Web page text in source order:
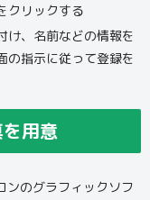
クリックする
け、名前などの情報を
の指示に従って登録を
用意
ンのグラフィックソフ